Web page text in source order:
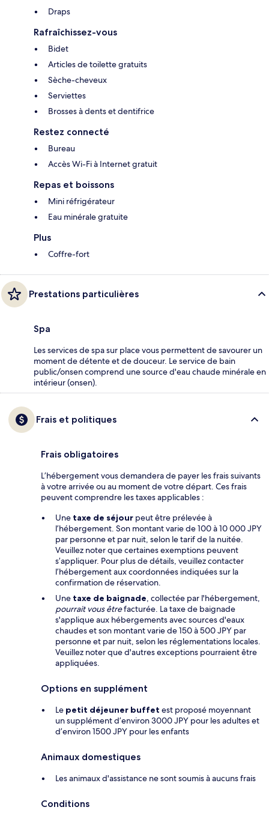
Draps
Rafraîchissez-vous
Bidet
Articles de toilette gratuits
Sèche-cheveux
Serviettes
Brosses à dents et dentifrice
Restez connecté
Bureau
Accès Wi-Fi à Internet gratuit
Repas et boissons
Mini réfrigérateur
Eau minérale gratuite
Plus
Coffre-fort
Prestations particulières
Spa
Les services de spa sur place vous permettent de savourer un
moment de détente et de douceur. Le service de bain
public/onsen comprend une source d'eau chaude minérale en
intérieur (onsen).
Frais et politiques
Frais obligatoires
L’hébergement vous demandera de payer les frais suivants
à votre arrivée ou au moment de votre départ. Ces frais
peuvent comprendre les taxes applicables :
Une taxe de séjour peut être prélevée à
l’hébergement. Son montant varie de 100 à 10 000 JPY
par personne et par nuit, selon le tarif de la nuitée.
Veuillez noter que certaines exemptions peuvent
s’appliquer. Pour plus de détails, veuillez contacter
l’hébergement aux coordonnées indiquées sur la
confirmation de réservation.
Une taxe de baignade, collectée par l'hébergement,
pourrait vous êtrefacturée. La taxe de baignade
s'applique aux hébergements avec sources d'eaux
chaudes et son montant varie de 150 à 500 JPY par
personne et par nuit, selon les réglementations locales.
Veuillez noter que d'autres exceptions pourraient être
appliquées.
Options en supplément
Le petit déjeuner buffet est proposé moyennant
un supplément d’environ 3000 JPY pour les adultes et
d’environ 1500 JPY pour les enfants
Animaux domestiques
Les animaux d'assistance ne sont soumis à aucuns frais
Conditions